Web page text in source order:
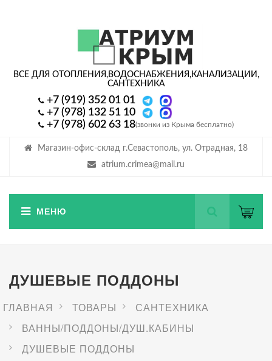
Магазин-офис-склад г.Севастополь, ул. Отрадная, 18
atrium.crimea@mail.ru
ВСЕ ДЛЯ ОТОПЛЕНИЯ,ВОДОСНАБЖЕНИЯ,КАНАЛИЗАЦИИ,
САНТЕХНИКА
+7 (919) 352 01 01
+7 (978) 132 51 10
+7 (978) 602 63 18(звонки из Крыма бесплатно)
ДУШЕВЫЕ ПОДДОНЫ
ГЛАВНАЯ ТОВАРЫ
САНТЕХНИКА
ВАННЫ/ПОДДОНЫ/ДУШ.КАБИНЫ
ДУШЕВЫЕ ПОДДОНЫ